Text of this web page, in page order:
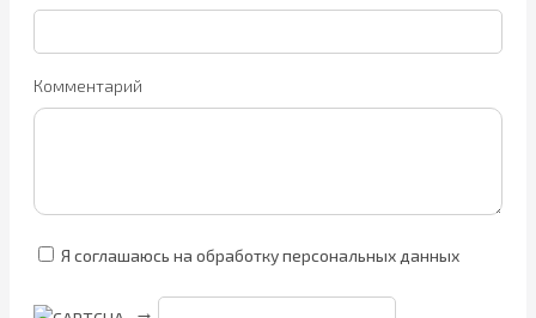
Комментарий
Я соглашаюсь на обработку персональных данных
→